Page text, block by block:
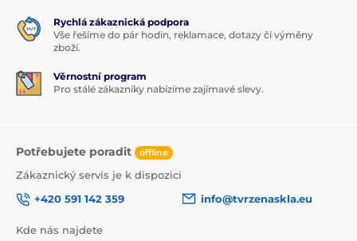
Rychlá zákaznická podpora
Vše řešíme do pár hodin, reklamace, dotazy či výměny
zboží.
Věrnostní program
Pro stálé zákazníky nabízíme zajímavé slevy.
Potřebujete poradit offline
Zákaznický servis je k dispozici
+420 591 142 359
info@tvrzenaskla.eu
Kde nás najdete